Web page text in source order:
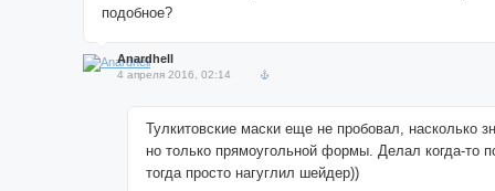
подобное?
Anardhell
4 апреля 2016, 02:14
Тулкитовские маски еще не пробовал, насколько
но только прямоугольной формы. Делал когда-то
тогда просто нагуглил шейдер))